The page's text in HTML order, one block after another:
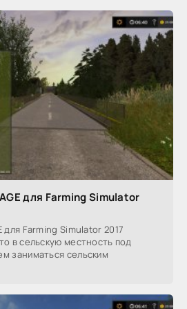
для Farming Simulator
для Farming Simulator 2017
в сельскую местность под
заниматься сельским